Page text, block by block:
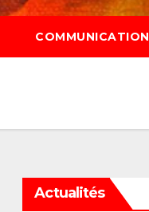
COMMUNICATION
Actualités